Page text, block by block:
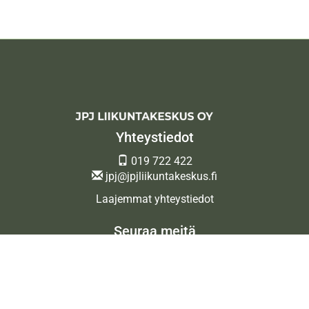
Yhteystiedot
019 722 422
jpj@jpjliikuntakeskus.fi
Laajemmat yhteystiedot
Seuraa meitä